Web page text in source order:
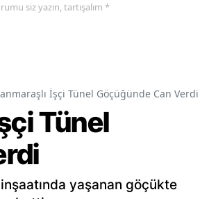
siz yazın, tartışalım *
İşçi Tünel Göçüğünde Can Verdi
Tünel
yaşanan göçükte